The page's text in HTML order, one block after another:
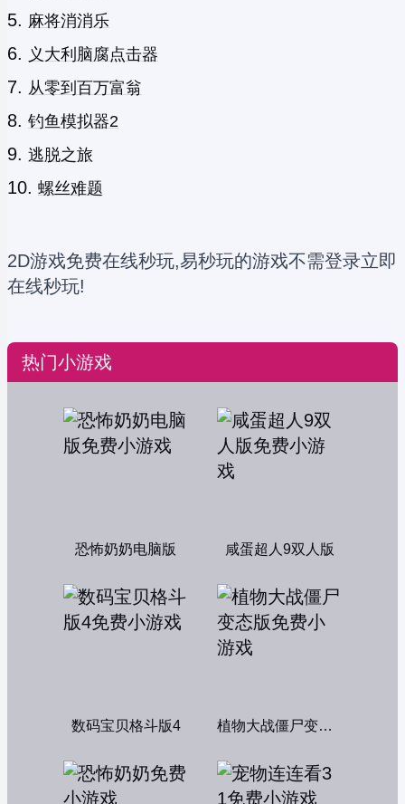
麻将消消乐
义大利脑腐点击器
从零到百万富翁
钓鱼模拟器2
逃脱之旅
螺丝难题
2D游戏免费在线秒玩,易秒玩的游戏不需登录立即
在线秒玩!
热门小游戏
恐怖奶奶电脑版 咸蛋超人9双人版
数码宝贝格斗版4 植物大战僵尸变态版